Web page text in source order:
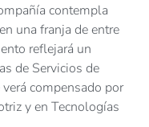
contempla
una franja de entre
reflejará un
de Servicios de
compensado por
y en Tecnologías